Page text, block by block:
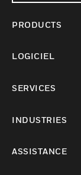
PRODUCTS
LOGICIEL
SERVICES
INDUSTRIES
ASSISTANCE